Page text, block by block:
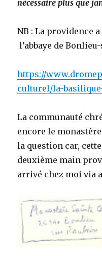
nécessaire plus que
NB : La providence
l’abbaye de
https://
culturel/la-
La communauté
encore le
la question car,
deuxième main
arrivé chez moi via